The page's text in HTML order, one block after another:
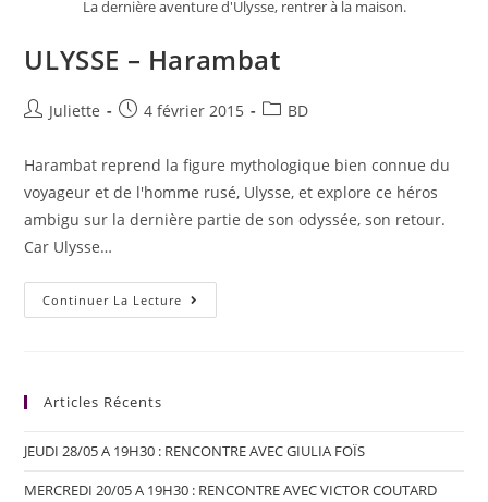
La dernière aventure d'Ulysse, rentrer à la maison.
ULYSSE – Harambat
Juliette 4 février 2015 BD
Harambat reprend la figure mythologique bien connue du
voyageur et de l'homme rusé, Ulysse, et explore ce héros
ambigu sur la dernière partie de son odyssée, son retour.
Car Ulysse…
Continuer La Lecture
Articles Récents
JEUDI 28/05 A 19H30 : RENCONTRE AVEC GIULIA FOÏS
MERCREDI 20/05 A 19H30 : RENCONTRE AVEC VICTOR COUTARD